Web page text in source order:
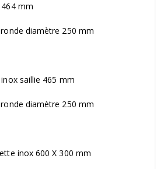
mm
diamètre 250 mm
saillie 465 mm
diamètre 250 mm
inox 600 X 300 mm